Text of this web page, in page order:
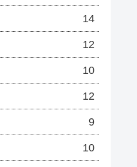
14
12
10
12
9
10